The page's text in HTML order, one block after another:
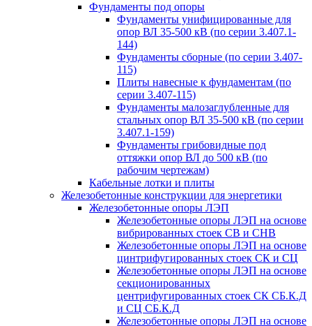
Фундаменты под опоры
Фундаменты унифицированные для
опор ВЛ 35-500 кВ (по серии 3.407.1-
144)
Фундаменты сборные (по серии 3.407-
115)
Плиты навесные к фундаментам (по
серии 3.407-115)
Фундаменты малозаглубленные для
стальных опор ВЛ 35-500 кВ (по серии
3.407.1-159)
Фундаменты грибовидные под
оттяжки опор ВЛ до 500 кВ (по
рабочим чертежам)
Кабельные лотки и плиты
Железобетонные конструкции для энергетики
Железобетонные опоры ЛЭП
Железобетонные опоры ЛЭП на основе
вибрированных стоек СВ и СНВ
Железобетонные опоры ЛЭП на основе
цинтрифугированных стоек СК и СЦ
Железобетонные опоры ЛЭП на основе
секционированных
центрифугированных стоек СК СБ.К.Д
и СЦ СБ.К.Д
Железобетонные опоры ЛЭП на основе